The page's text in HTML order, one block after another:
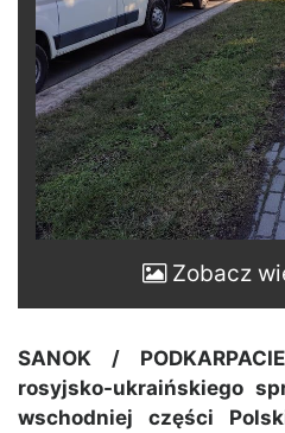
Zobacz
SANOK /
rosyjsko-ukraińskiego
wschodniej części